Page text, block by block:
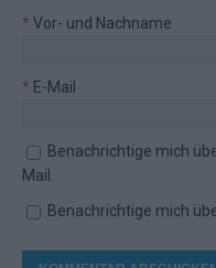
* Vor- und Nachname
* E-Mail
Benachrichtige mich
Mail.
Benachrichtige mich